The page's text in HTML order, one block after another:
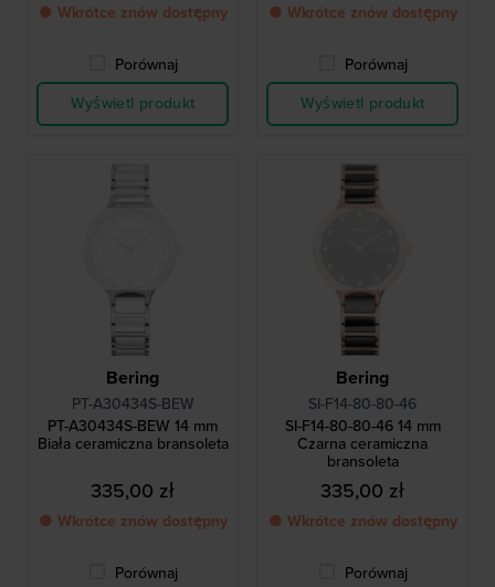
● Wkrótce znów dostępny
Porównaj
Wyświetl produkt
● Wkrótce znów dostępny
Porównaj
Wyświetl produkt
Bering
PT-A30434S-BEW
PT-A30434S-BEW 14 mm
Biała ceramiczna bransoleta
335,00 zł
● Wkrótce znów dostępny
Porównaj
Bering
SI-F14-80-80-46
SI-F14-80-80-46 14 mm
Czarna ceramiczna
bransoleta
335,00 zł
● Wkrótce znów dostępny
Porównaj